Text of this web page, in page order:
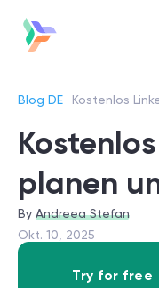
Blog DE Kostenlos
planen
Andreea Stefan
Okt. 10, 2025
Try for free